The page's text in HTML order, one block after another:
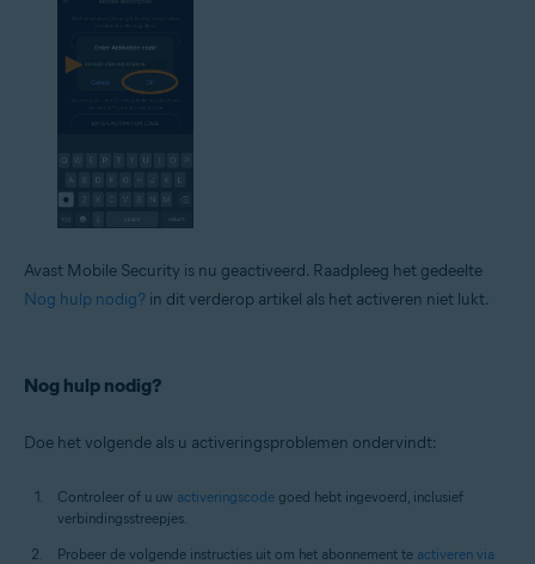
Avast Mobile Security is nu geactiveerd. Raadpleeg het gedeelte
Nog hulp nodig? in dit verderop artikel als het activeren niet lukt.
Nog hulp nodig?
Doe het volgende als u activeringsproblemen ondervindt:
Controleer of u uw activeringscode goed hebt ingevoerd, inclusief
verbindingsstreepjes.
Probeer de volgende instructies uit om het abonnement te activeren via